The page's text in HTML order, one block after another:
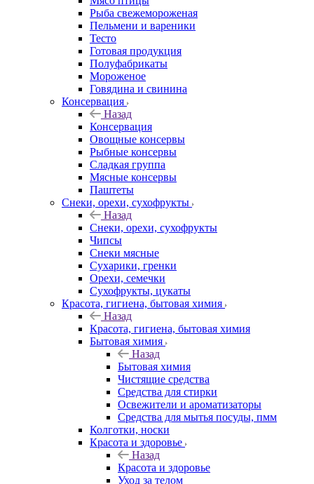
Рыба свежемороженая
Пельмени и вареники
Тесто
Готовая продукция
Полуфабрикаты
Мороженое
Говядина и свинина
Консервация
Назад
Консервация
Овощные консервы
Рыбные консервы
Сладкая группа
Мясные консервы
Паштеты
Снеки, орехи, сухофрукты
Назад
Снеки, орехи, сухофрукты
Чипсы
Снеки мясные
Сухарики, гренки
Орехи, семечки
Сухофрукты, цукаты
Красота, гигиена, бытовая химия
Назад
Красота, гигиена, бытовая химия
Бытовая химия
Назад
Бытовая химия
Чистящие средства
Средства для стирки
Освежители и ароматизаторы
Средства для мытья посуды, пмм
Колготки, носки
Красота и здоровье
Назад
Красота и здоровье
Уход за телом